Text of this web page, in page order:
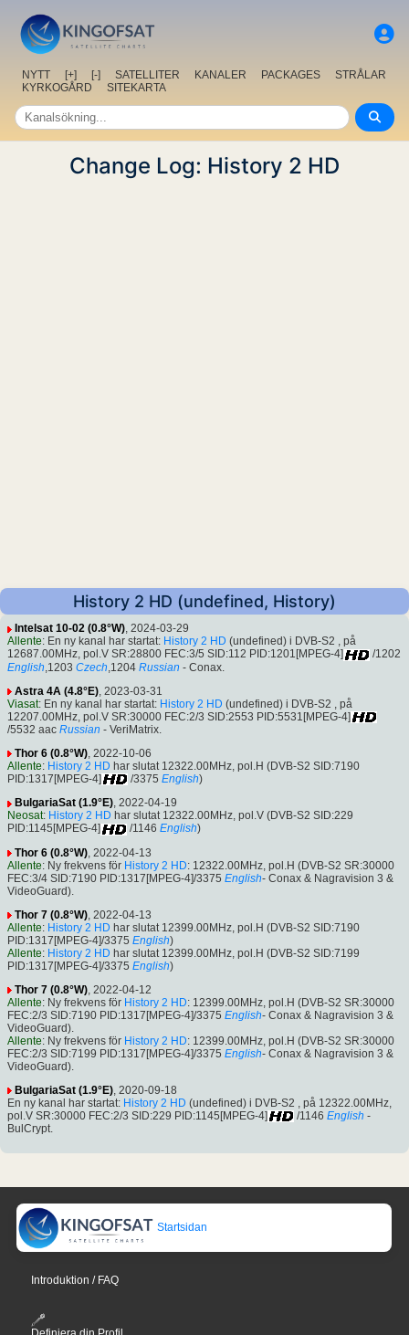
NYTT [+] [-] SATELLITER KANALER PACKAGES
STRÅLAR
KYRKOGÅRD
SITEKARTA
Change Log: History 2 HD
History 2 HD (undefined, History)
Intelsat 10-02 (0.8°W), 2024-03-29
Allente: En ny kanal har startat: History 2 HD (undefined) i DVB-S2 , på
12687.00MHz, pol.V SR:28800 FEC:3/5 SID:112 PID:1201[MPEG-4]
/1202
English ,1203 Czech ,1204 Russian - Conax.
Astra 4A (4.8°E) , 2023-03-31
Viasat: En ny kanal har startat: History 2 HD (undefined) i DVB-S2 , på
12207.00MHz, pol.V SR:30000 FEC:2/3 SID:2553 PID:5531[MPEG-4]
/5532 aac Russian - VeriMatrix.
Thor 6 (0.8°W), 2022-10-06
Allente: History 2 HD har slutat 12322.00MHz, pol.H (DVB-S2 SID:7190
PID:1317[MPEG-4]
/3375 English)
BulgariaSat (1.9°E), 2022-04-19
Neosat: History 2 HD har slutat 12322.00MHz, pol.V (DVB-S2 SID:229
PID:1145[MPEG-4]
/1146 English)
Thor 6 (0.8°W) , 2022-04-13
Allente: Ny frekvens för History 2 HD: 12322.00MHz, pol.H (DVB-S2 SR:30000
FEC:3/4 SID:7190 PID:1317[MPEG-4]/3375 English- Conax & Nagravision 3 &
VideoGuard).
Thor 7 (0.8°W) , 2022-04-13
Allente: History 2 HD har slutat 12399.00MHz, pol.H (DVB-S2 SID:7190
PID:1317[MPEG-4]/3375 English)
Allente: History 2 HD har slutat 12399.00MHz, pol.H (DVB-S2 SID:7199
PID:1317[MPEG-4]/3375 English)
Thor 7 (0.8°W) , 2022-04-12
Allente: Ny frekvens för History 2 HD: 12399.00MHz, pol.H (DVB-S2 SR:30000
FEC:2/3 SID:7190 PID:1317[MPEG-4]/3375 English- Conax & Nagravision 3 &
VideoGuard).
Allente: Ny frekvens för History 2 HD: 12399.00MHz, pol.H (DVB-S2 SR:30000
FEC:2/3 SID:7199 PID:1317[MPEG-4]/3375 English- Conax & Nagravision 3 &
VideoGuard).
BulgariaSat (1.9°E) , 2020-09-18
En ny kanal har startat: History 2 HD (undefined) i DVB-S2 , på 12322.00MHz,
pol.V SR:30000 FEC:2/3 SID:229 PID:1145[MPEG-4]
/1146 English -
BulCrypt.
Startsidan
Introduktion / FAQ